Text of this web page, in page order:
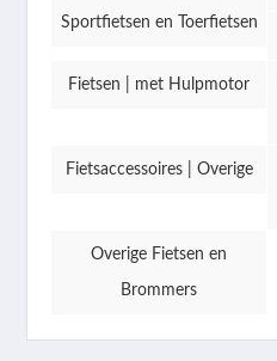
Sportfietsen en Toerfietsen
Fietsen | met Hulpmotor
Fietsaccessoires | Overige
Overige Fietsen en
Brommers